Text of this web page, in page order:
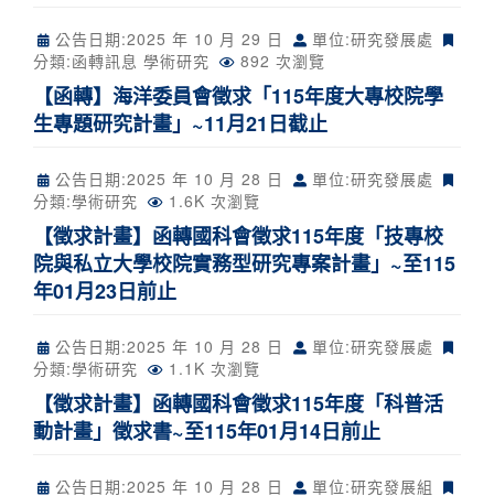
公告日期:2025 年 10 月 29 日
單位:研究發展處
分類:函轉訊息 學術研究 892 次瀏覽
【函轉】海洋委員會徵求「115年度大專校院學
生專題研究計畫」~11月21日截止
公告日期:2025 年 10 月 28 日
單位:研究發展處
分類:學術研究 1.6K 次瀏覽
【徵求計畫】函轉國科會徵求115年度「技專校
院與私立大學校院實務型研究專案計畫」~至115
年01月23日前止
公告日期:2025 年 10 月 28 日
單位:研究發展處
分類:學術研究 1.1K 次瀏覽
【徵求計畫】函轉國科會徵求115年度「科普活
動計畫」徵求書~至115年01月14日前止
公告日期:2025 年 10 月 28 日
單位:研究發展組